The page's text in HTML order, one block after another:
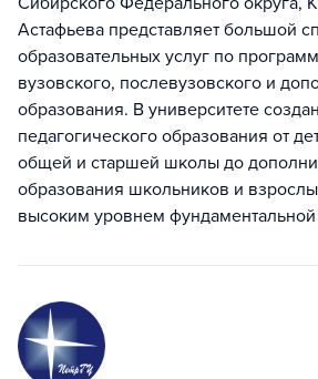
Астафьева представляет большой
образовательных услуг по
вузовского, послевузовского и
образования. В университете
педагогического образования от
общей и старшей школы до
образования школьников и
высоким уровнем фундаментальной